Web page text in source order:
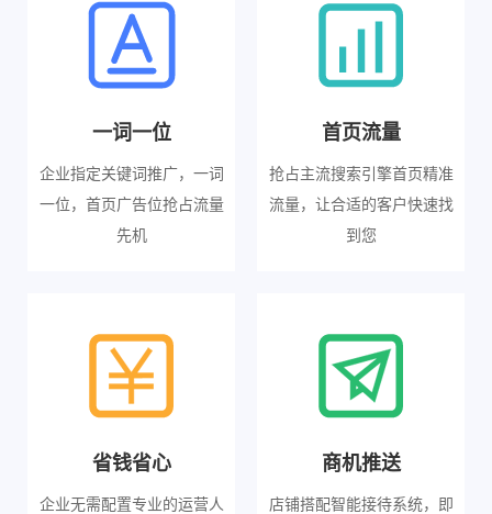
一词一位
企业指定关键词推广，一词
一位，首页广告位抢占流量
先机
首页流量
抢占主流搜索引擎首页精准
流量，让合适的客户快速找
到您
省钱省心
企业无需配置专业的运营人
商机推送
店铺搭配智能接待系统，即